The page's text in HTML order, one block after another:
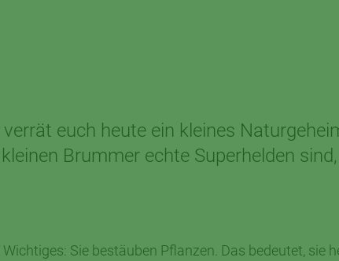
euch heute ein kleines
Brummer echte Superhelden sind,
Sie bestäuben Pflanzen. Das bedeutet, sie